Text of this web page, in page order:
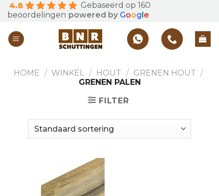
Skip
to
content
4.8
Gebaseerd op 160
beoordelingen powered by Goog e
HOME / WINKEL / HOUT / GRENEN HOUT /
GRENEN PALEN
FILTER